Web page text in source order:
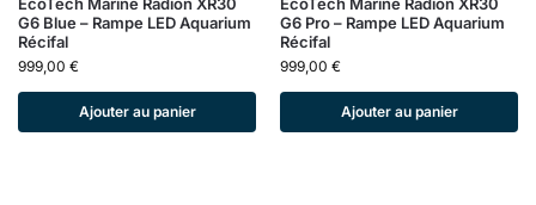
G6 Blue – Rampe LED Aquarium
Récifal
999,00 €
Ajouter au panier
EcoTech Marine Radion XR30
G6 Pro – Rampe LED Aquarium
Récifal
999,00 €
Ajouter au panier